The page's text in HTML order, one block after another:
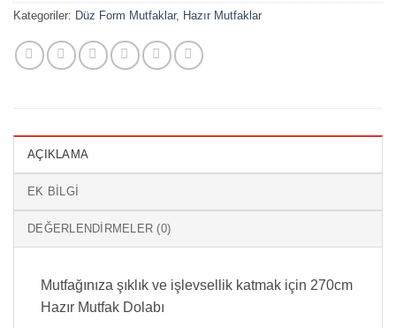
Kategoriler: Düz Form Mutfaklar, Hazır Mutfaklar
AÇIKLAMA
EK BILGI
DEĞERLENDIRMELER (0)
Mutfağınıza şıklık ve işlevsellik katmak için 270cm
Hazır Mutfak Dolabı